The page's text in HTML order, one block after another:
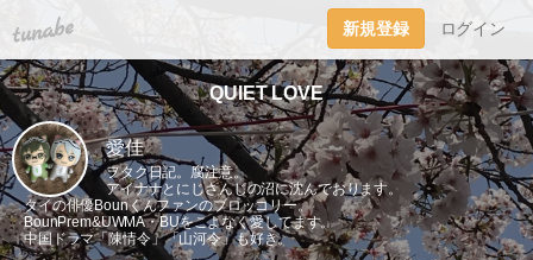
tuna.be 新規登録 ログイン
QUIET LOVE
愛佳
ヲタク日記。腐注意。
アイナナとにじさんじの沼に沈んでおります。
タイの俳優Bounくんファンのブロッコリー。
BounPrem&UWMA・BUをこよなく愛してます。
中国ドラマ「陳情令」「山河令」も好き。